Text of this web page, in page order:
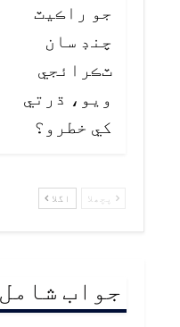
جو راڪيٽ
چنڊ سان
ٽڪرائجي
ويو، ڌرتي
کي خطرو؟
پچھلا اگلا
جواب